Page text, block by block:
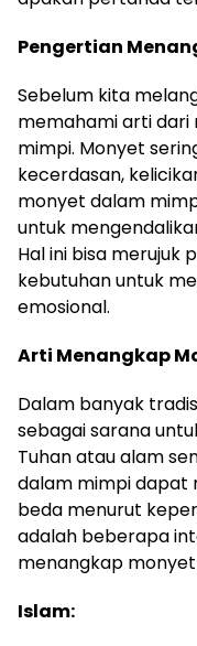
Pengertian
Sebelum kita
memahami arti
mimpi. Monyet
kecerdasan,
monyet dalam
untuk
Hal ini bisa merujuk
kebutuhan untuk
emosional.
Arti Menangkap
Dalam banyak
sebagai sarana
Tuhan atau alam
dalam mimpi dapat
beda menurut
adalah beberapa
menangkap
Islam: